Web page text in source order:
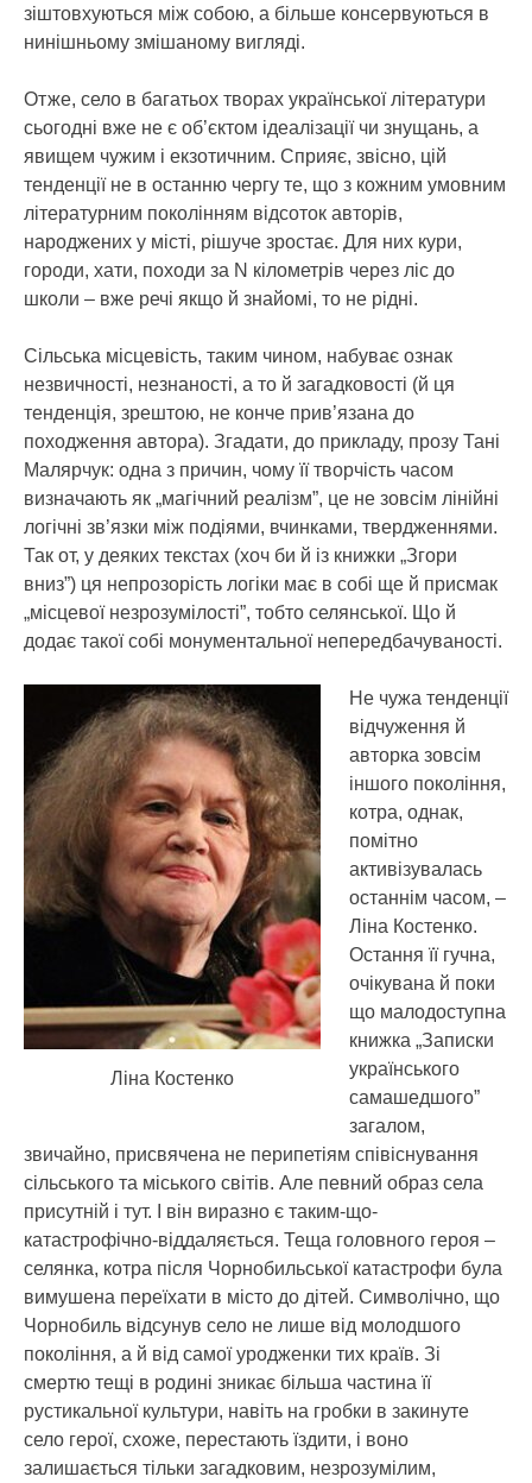
зіштовхуються між собою, а більше консервуються в
нинішньому змішаному вигляді.
Отже, село в багатьох творах української літератури
сьогодні вже не є об’єктом ідеалізації чи знущань, а
явищем чужим і екзотичним. Сприяє, звісно, цій
тенденції не в останню чергу те, що з кожним умовним
літературним поколінням відсоток авторів,
народжених у місті, рішуче зростає. Для них кури,
городи, хати, походи за N кілометрів через ліс до
школи – вже речі якщо й знайомі, то не рідні.
Сільська місцевість, таким чином, набуває ознак
незвичності, незнаності, а то й загадковості (й ця
тенденція, зрештою, не конче прив’язана до
походження автора). Згадати, до прикладу, прозу Тані
Малярчук: одна з причин, чому її творчість часом
визначають як „магічний реалізм”, це не зовсім лінійні
логічні зв’язки між подіями, вчинками, твердженнями.
Так от, у деяких текстах (хоч би й із книжки „Згори
вниз”) ця непрозорість логіки має в собі ще й присмак
„місцевої незрозумілості”, тобто селянської. Що й
додає такої собі монументальної непередбачуваності.
Ліна Костенко
Не чужа тенденції
відчуження й
авторка зовсім
іншого покоління,
котра, однак,
помітно
активізувалась
останнім часом, –
Ліна Костенко.
Остання її гучна,
очікувана й поки
що малодоступна
книжка „Записки
українського
самашедшого”
загалом,
звичайно, присвячена не перипетіям співіснування
сільського та міського світів. Але певний образ села
присутній і тут. І він виразно є таким-що-
катастрофічно-віддаляється. Теща головного героя –
селянка, котра після Чорнобильської катастрофи була
вимушена переїхати в місто до дітей. Символічно, що
Чорнобиль відсунув село не лише від молодшого
покоління, а й від самої уродженки тих країв. Зі
смертю тещі в родині зникає більша частина її
рустикальної культури, навіть на гробки в закинуте
село герої, схоже, перестають їздити, і воно
залишається тільки загадковим, незрозумілим,